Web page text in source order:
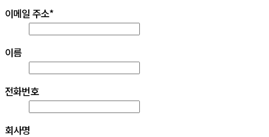
이메일 주소*
이름
전화번호
회사명